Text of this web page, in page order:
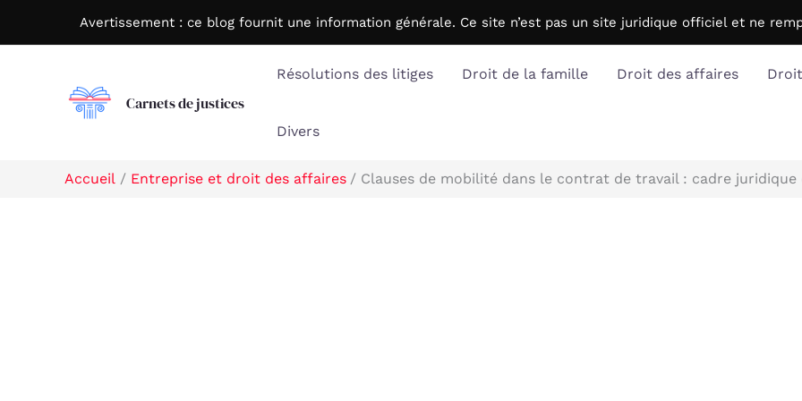
Avertissement : ce blog fournit une information générale. Ce site n’est pas un site juridique officiel et ne
Carnets de justices
Résolutions des litiges Droit de la famille Droit des affaires
Divers
Accueil Entreprise et droit des affaires Clauses de mobilité dans le contrat de travail : cadre